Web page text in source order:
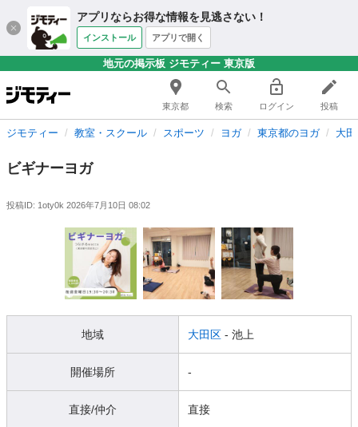
アプリならお得な情報を見逃さない！
インストール アプリで開く
地元の掲示板 ジモティー 東京版
東京都 検索 ログイン 投稿
ジモティー 教室・スクール スポーツ ヨガ 東京都のヨガ 大
ビギナーヨガ
投稿ID: 1oty0k 2026年7月10日 08:02
地域 大田区 - 池上
開催場所 -
直接/仲介 直接